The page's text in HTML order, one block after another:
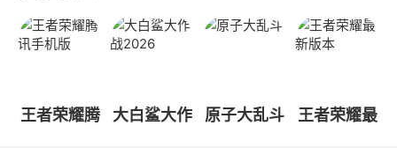
王者荣耀腾
大白鲨大作
原子大乱斗
王者荣耀最